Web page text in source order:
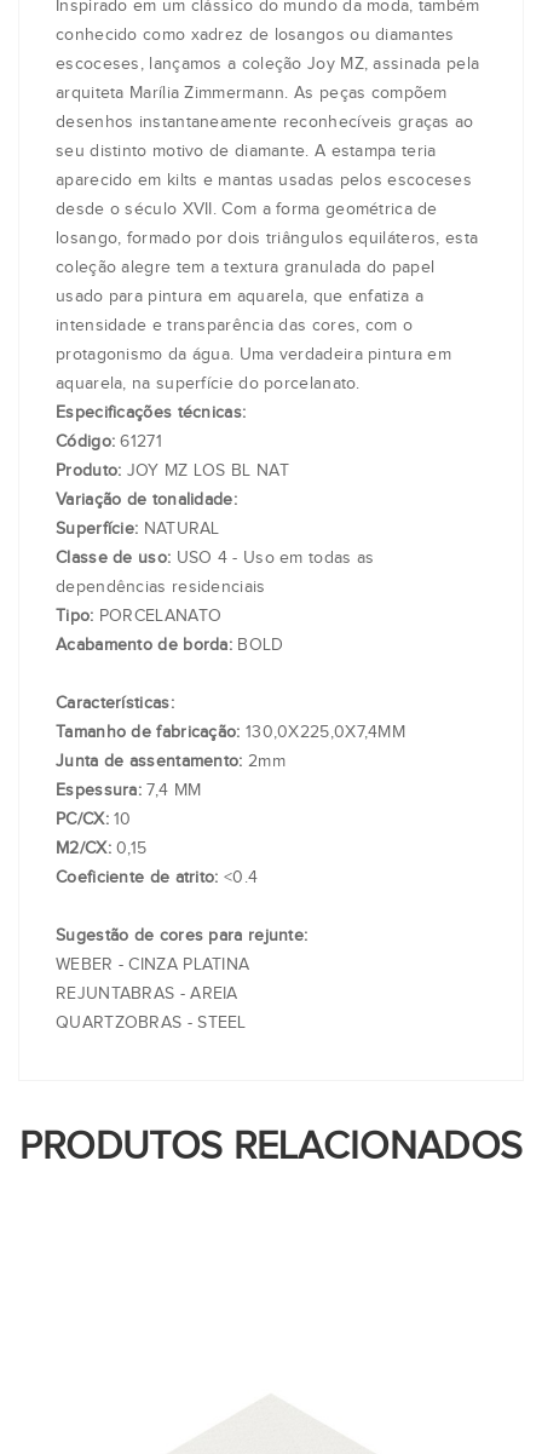
Inspirado em um clássico do mundo da moda, também
conhecido como xadrez de losangos ou diamantes
escoceses, lançamos a coleção Joy MZ, assinada pela
arquiteta Marília Zimmermann. As peças compõem
desenhos instantaneamente reconhecíveis graças ao
seu distinto motivo de diamante. A estampa teria
aparecido em kilts e mantas usadas pelos escoceses
desde o século XVII. Com a forma geométrica de
losango, formado por dois triângulos equiláteros, esta
coleção alegre tem a textura granulada do papel
usado para pintura em aquarela, que enfatiza a
intensidade e transparência das cores, com o
protagonismo da água. Uma verdadeira pintura em
aquarela, na superfície do porcelanato.
Especificações técnicas:
Código:61271
Produto: JOY MZ LOS BL NAT
Variação de tonalidade:
Superfície: NATURAL
Classe de uso: USO 4 - Uso em todas as
dependências residenciais
Tipo: PORCELANATO
Acabamento de borda: BOLD
Características:
Tamanho de fabricação: 130,0X225,0X7,4MM
Junta de assentamento: 2mm
Espessura: 7,4 MM
PC/CX:10
M2/CX:0,15
Coeficiente de atrito: <0.4
Sugestão de cores para rejunte:
WEBER - CINZA PLATINA
REJUNTABRAS - AREIA
QUARTZOBRAS - STEEL
PRODUTOS RELACIONADOS